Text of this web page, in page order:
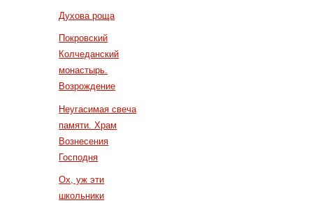
Духова роща
Покровский
Колчеданский
монастырь.
Возрождение
Неугасимая свеча
памяти. Храм
Вознесения
Господня
Ох, уж эти
школьники